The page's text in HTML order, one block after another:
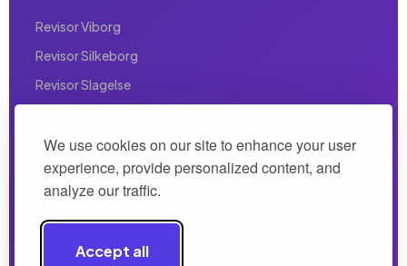
We use cookies on our site to enhance your user
experience, provide personalized content, and
analyze our traffic.
Accept all
Revisor Viborg
Revisor Silkeborg
Revisor Slagelse
Revisor Svendborg
Revisor Taarnby
Revisor Taastrup
Revisor Valby
Revisor Vallensbæk